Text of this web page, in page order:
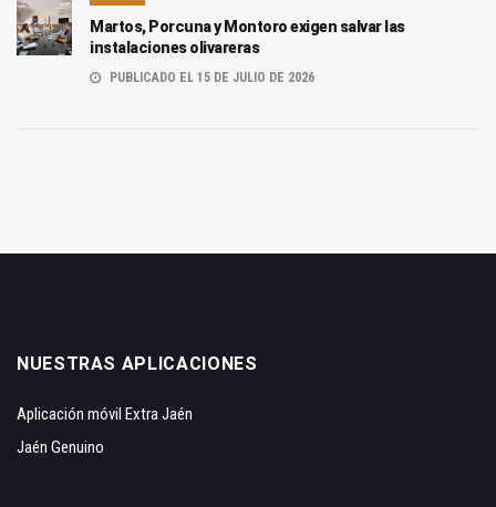
Martos, Porcuna y Montoro exigen salvar las
instalaciones olivareras
PUBLICADO EL 15 DE JULIO DE 2026
NUESTRAS APLICACIONES
Aplicación móvil Extra Jaén
Jaén Genuino